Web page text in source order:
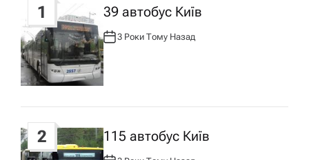
і
я
з
а
1 39 автобус Київ
А
В
Т
О
Р
:
3 Роки Тому Назад
2 115 автобус Київ